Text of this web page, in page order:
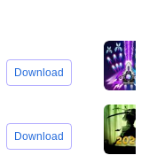
Download
Download